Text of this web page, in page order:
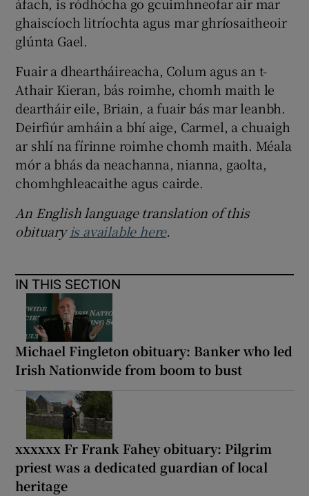
ghaiscíoch litríochta agus mar ghríosaitheoir
glúnta Gael.
Fuair a dheartháireacha, Colum agus an t-
Athair Kieran, bás roimhe, chomh maith le
deartháir eile, Briain, a fuair bás mar leanbh.
Deirfiúr amháin a bhí aige, Carmel, a chuaigh
ar shlí na fírinne roimhe chomh maith. Méala
mór a bhás da neachanna, nianna, gaolta,
chomhghleacaithe agus cairde.
An English language translation of this
obituaryis available here.
IN THIS SECTION
Michael Fingleton obituary: Banker who led
Irish Nationwide from boom to bust
xxxxxx Fr Frank Fahey obituary: Pilgrim
priest was a dedicated guardian of local
heritage